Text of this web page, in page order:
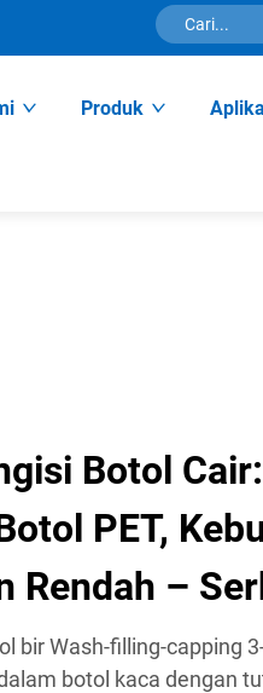
Produk
Botol
PET,
Rendah –
bir Wash-filling-capping
botol kaca dengan